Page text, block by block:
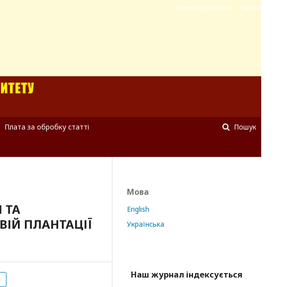
Плата за обробку статті Пошук
Зареєструватися Увійти
ТА
ПЛАНТАЦІЇ
Мова
English
Українська
Наш журнал індексується